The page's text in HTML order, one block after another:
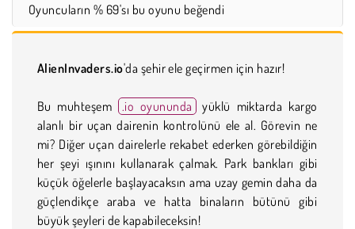
Oyuncuların % 69'sı bu oyunu beğendi
AlienInvaders.io'da şehir ele geçirmen için hazır!
Bu muhteşem .io oyununda yüklü miktarda kargo
alanlı bir uçan dairenin kontrolünü ele al. Görevin ne
mi? Diğer uçan dairelerle rekabet ederken görebildiğin
her şeyi ışınını kullanarak çalmak. Park bankları gibi
küçük öğelerle başlayacaksın ama uzay gemin daha da
güçlendikçe araba ve hatta binaların bütünü gibi
büyük şeyleri de kapabileceksin!